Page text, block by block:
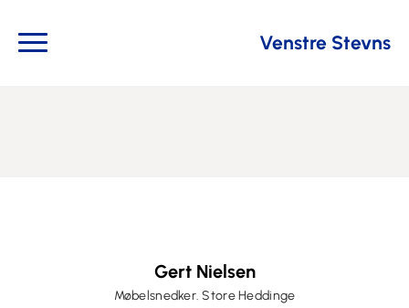
Venstre Stevns
Gert Nielsen
Møbelsnedker. Store Heddinge